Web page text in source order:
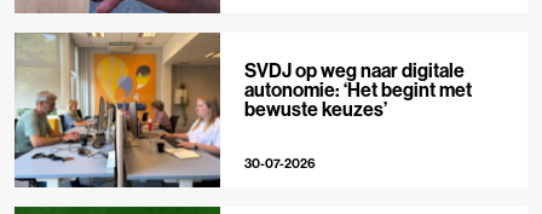
SVDJ op weg naar digitale
autonomie: ‘Het begint met
bewuste keuzes’
30-07-2026